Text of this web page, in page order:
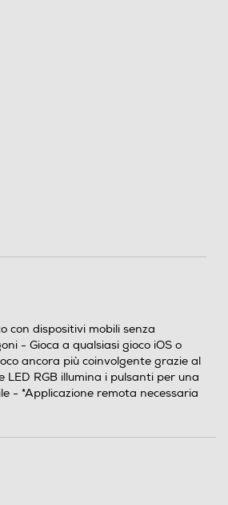
con dispositivi mobili senza
- Gioca a qualsiasi gioco iOS o
ancora più coinvolgente grazie al
RGB illumina i pulsanti per una
- *Applicazione remota necessaria